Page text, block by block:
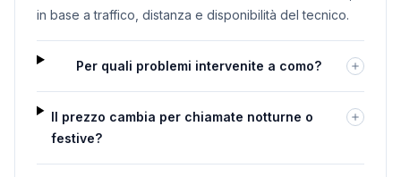
in base a traffico, distanza e disponibilità del tecnico.
Per quali problemi intervenite a como?
Il prezzo cambia per chiamate notturne o
festive?